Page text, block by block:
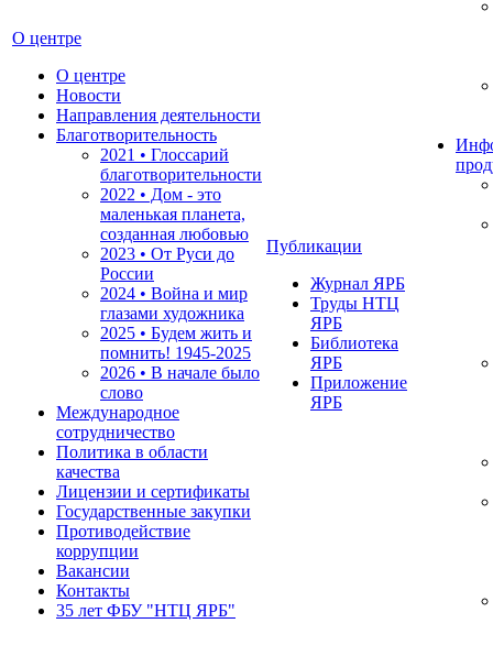
О центре
О центре
Новости
Направления деятельности
Благотворительность
2021 • Глоссарий
благотворительности
2022 • Дом - это
маленькая планета,
созданная любовью
2023 • От Руси до
России
2024 • Война и мир
глазами художника
2025 • Будем жить и
помнить! 1945-2025
2026 • В начале было
слово
Международное
сотрудничество
Политика в области
качества
Лицензии и сертификаты
Государственные закупки
Противодействие
коррупции
Вакансии
Контакты
35 лет ФБУ "НТЦ ЯРБ"
Публикации
Журнал ЯРБ
Труды НТЦ
ЯРБ
Библиотека
ЯРБ
Приложение
ЯРБ